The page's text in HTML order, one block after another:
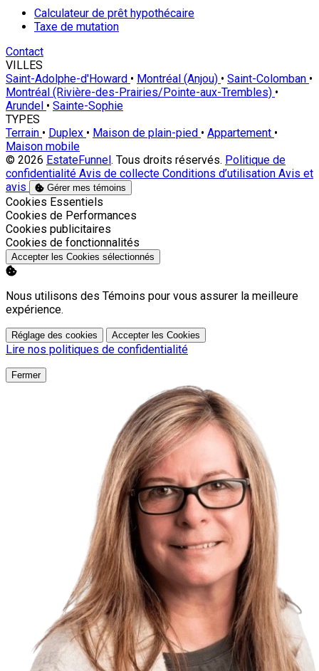
Calculateur de prêt hypothécaire
Taxe de mutation
Contact
VILLES
Saint-Adolphe-d'Howard • Montréal (Anjou) • Saint-Colomban •
Montréal (Rivière-des-Prairies/Pointe-aux-Trembles) •
Arundel • Sainte-Sophie
TYPES
Terrain • Duplex • Maison de plain-pied • Appartement •
Maison mobile
© 2026 EstateFunnel . Tous droits réservés. Politique de
confidentialité Avis de collecte Conditions d’utilisation Avis et
avis
Gérer mes témoins
Activer
Cookies Essentiels
Activer
Cookies de Performances
Activer
Cookies publicitaires
Activer
Cookies de fonctionnalités
Accepter les Cookies sélectionnés
Nous utilisons des Témoins pour vous assurer la meilleure
expérience.
Réglage des cookies Accepter les Cookies
Lire nos politiques de confidentialité
Fermer